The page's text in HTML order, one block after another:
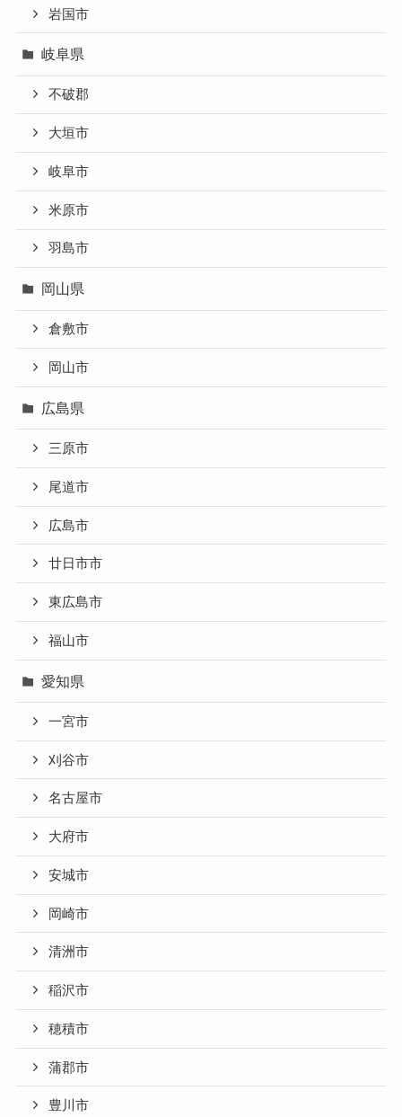
岩国市
岐阜県
不破郡
大垣市
岐阜市
米原市
羽島市
岡山県
倉敷市
岡山市
広島県
三原市
尾道市
広島市
廿日市市
東広島市
福山市
愛知県
一宮市
刈谷市
名古屋市
大府市
安城市
岡崎市
清洲市
稲沢市
穂積市
蒲郡市
豊川市